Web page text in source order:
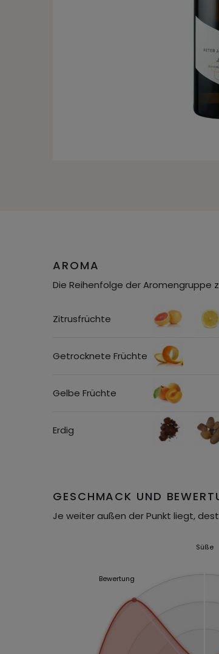
AROMA
Die Reihenfolge der Aromengruppe
Zitrusfrüchte
Getrocknete Früchte
Gelbe Früchte
Erdig
GESCHMACK UND
Je weiter außen der Punkt liegt,
Süße
Bewertung